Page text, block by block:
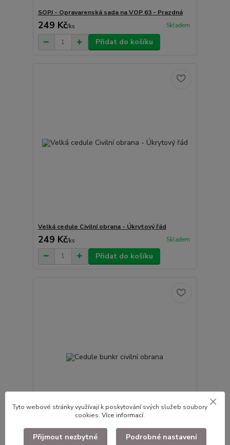
SOPJ - Opravarenská sada na VOP 63 - Prazdná
249 Kč/ks Skladem
Přidat do košíku
Velká cedule Civilní obrana - Úkrytový řád
249 Kč/ks Skladem
Přidat do košíku
Cedule bunkr civilní obrana
Tyto webové stránky využívají k poskytování svých služeb soubory
cookies. Více informací.
Přijmout nezbytné Podrobné nastavení